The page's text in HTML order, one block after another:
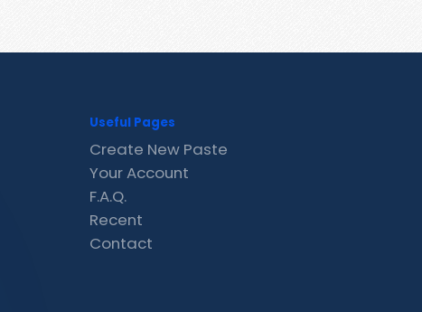
Useful Pages
Create New Paste
Your Account
F.A.Q.
Recent
Contact